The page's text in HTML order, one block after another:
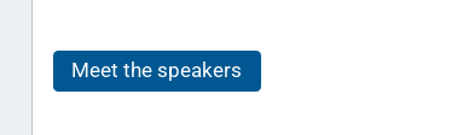
Meet the speakers